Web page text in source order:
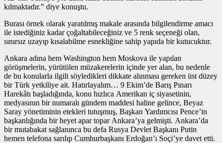
kılmaktadır.” diye konuştu.
Burası örnek olarak yaratılmış makale arasında bilgilendirme amacı
ile istediğiniz kadar çoğaltabileceğiniz ve 5 renk seçeneği olan,
sınırsız uzayıp kısalabilme esnekliğine sahip yapıda bir kutucuktur.
Ankara adına hem Washington hem Moskova ile yapılan
görüşmelerin, yürütülen müzakerelerin içinde yer alan, bu nedenle
de bu konularla ilgili söyledikleri dikkate alınması gereken üst düzey
bir Türk yetkiliye ait. Hatırlayalım… 9 Ekim’de Barış Pınarı
Harekâtı başladığında, konu hızlıca Amerikan iç siyasetinin,
medyasının bir numaralı gündem maddesi haline gelince, Beyaz
Saray yönetiminin etekleri tutuşmuş, Başkan Yardımcısı Pence’in
başkanlığında bir heyet apar topar Ankara’ya gelmişti. Ankara’da
bir mutabakat sağlanınca bu defa Rusya Devlet Başkanı Putin
hemen telefona sarılıp Cumhurbaşkanı Erdoğan’ı Soçi’ye davet etti.